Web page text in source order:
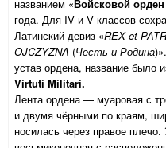
названием «Войсковой
года. Для IV и V классов
Латинский девиз «REX et
OJCZYZNA (Честь и Родина
устав ордена, название было
Virtuti Militari.
Лента ордена — муаровая с
и двумя чёрными по краям,
носилась через правое